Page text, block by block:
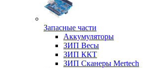
Запасные части
Аккумуляторы
ЗИП Весы
ЗИП ККТ
ЗИП Сканеры Mertech